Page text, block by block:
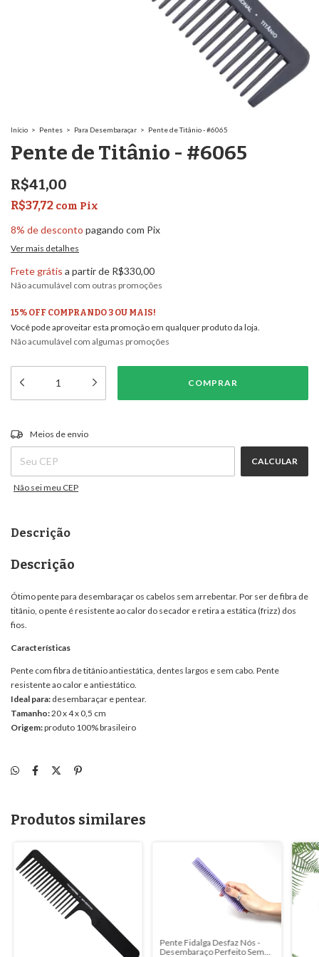
Início > Pentes > Para Desembaraçar > Pente de Titânio - #6065
Pente de Titânio - #6065
R$41,00
R$37,72 com Pix
8% de desconto pagando com Pix
Ver mais detalhes
Frete grátis a partir de R$330,00
Não acumulável com outras promoções
15% OFF COMPRANDO 3 OU MAIS!
Você pode aproveitar esta promoção em qualquer produto da loja.
Não acumulável com algumas promoções
Entregas para o CEP:
Meios de envio
CALCULAR
Não sei meu CEP
Descrição
Descrição
Ótimo pente para desembaraçar os cabelos sem arrebentar. Por ser de fibra de
titânio, o pente é resistente ao calor do secador e retira a estática (frizz) dos
fios.
Características
Pente com fibra de titânio antiestática, dentes largos e sem cabo. Pente
resistente ao calor e antiestático.
Ideal para: desembaraçar e pentear.
Tamanho:20 x 4 x 0,5 cm
Origem:produto 100% brasileiro
Produtos similares
Pente Fidalga Desfaz Nós -
Desembaraço Perfeito Sem